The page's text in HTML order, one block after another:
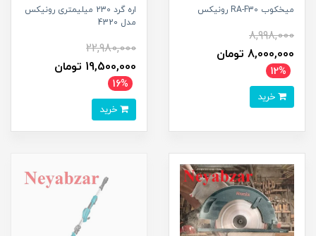
میخکوب RA-F30 رونیکس
8,998,000
8,000,000 تومان
12%
اره گرد 230 میلیمتری رونیکس
مدل 4320
22,980,000
19,500,000 تومان
16%